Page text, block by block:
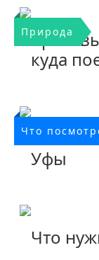
куда
Природа
Топ-5
Уфы
Что
Что